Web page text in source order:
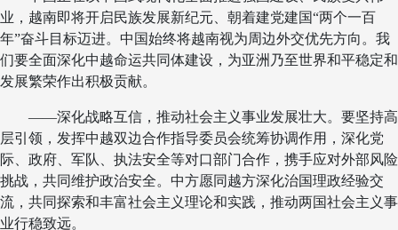
业，越南即将开启民族发展新纪元、朝着建党建国“两个一百
年”奋斗目标迈进。中国始终将越南视为周边外交优先方向。我
们要全面深化中越命运共同体建设，为亚洲乃至世界和平稳定和
发展繁荣作出积极贡献。
——深化战略互信，推动社会主义事业发展壮大。要坚持高
层引领，发挥中越双边合作指导委员会统筹协调作用，深化党
际、政府、军队、执法安全等对口部门合作，携手应对外部风险
挑战，共同维护政治安全。中方愿同越方深化治国理政经验交
流，共同探索和丰富社会主义理论和实践，推动两国社会主义事
业行稳致远。